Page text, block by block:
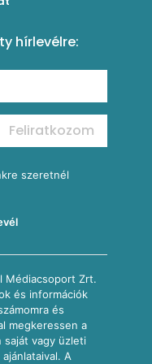
hírlevélre:
Feliratkozom
szeretnél
Médiacsoport Zrt.
és információk
és
megkeressen a
saját vagy üzleti
A